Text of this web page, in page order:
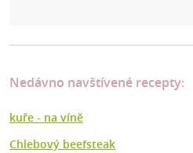
Nedávno navštívené recepty:
kuře - na víně
Chlebový beefsteak